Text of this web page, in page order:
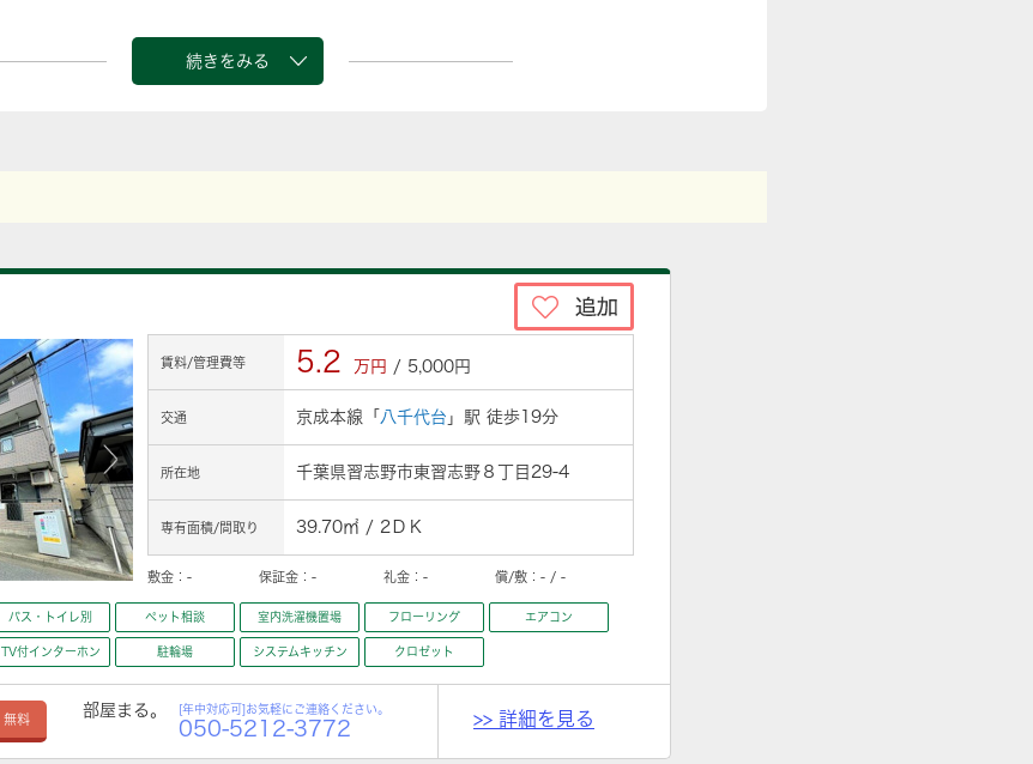
続きをみる
賃料/管理費等 5.2 万円 / 5,000円
交通 京成本線「 八千代台 」駅 徒歩19分
所在地 千葉県習志野市東習志野８丁目29-4
専有面積/間取り 39.70㎡ / 2ＤＫ
敷金： - 保証金： - 礼金： - 償/敷： - / -
バス・トイレ別 ペット相談 室内洗濯機置場 フローリング エアコン
TV付インターホン 駐輪場 システムキッチン クロゼット
無料
部屋まる。 [年中対応可]お気軽にご連絡ください。
050-5212-3772 >> 詳細を見る